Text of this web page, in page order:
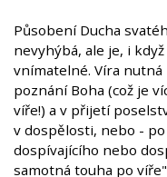
Působení Ducha
nevyhýbá, ale je, i
vnímatelné. Víra
poznání Boha (což je
víře!) a v přijetí
v dospělosti, nebo -
dospívajícího nebo
samotná touha po